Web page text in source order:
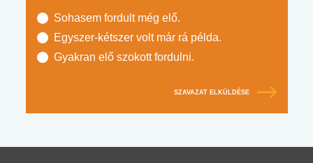
Sohasem fordult még elő.
Egyszer-kétszer volt már rá példa.
Gyakran elő szokott fordulni.
SZAVAZAT ELKÜLDÉSE